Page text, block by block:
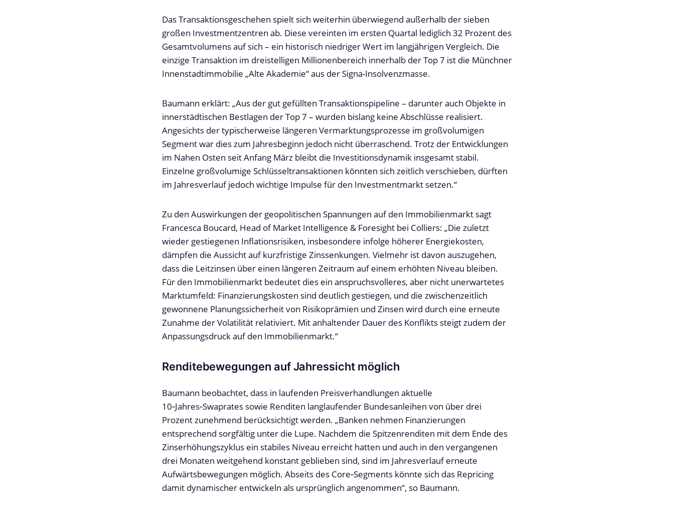
Das Transaktionsgeschehen spielt sich weiterhin überwiegend außerhalb der sieben
großen Investmentzentren ab. Diese vereinten im ersten Quartal lediglich 32 Prozent des
Gesamtvolumens auf sich – ein historisch niedriger Wert im langjährigen Vergleich. Die
einzige Transaktion im dreistelligen Millionenbereich innerhalb der Top 7 ist die Münchner
Innenstadtimmobilie „Alte Akademie“ aus der Signa-Insolvenzmasse.
Baumann erklärt: „Aus der gut gefüllten Transaktionspipeline – darunter auch Objekte in
innerstädtischen Bestlagen der Top 7 – wurden bislang keine Abschlüsse realisiert.
Angesichts der typischerweise längeren Vermarktungsprozesse im großvolumigen
Segment war dies zum Jahresbeginn jedoch nicht überraschend. Trotz der Entwicklungen
im Nahen Osten seit Anfang März bleibt die Investitionsdynamik insgesamt stabil.
Einzelne großvolumige Schlüsseltransaktionen könnten sich zeitlich verschieben, dürften
im Jahresverlauf jedoch wichtige Impulse für den Investmentmarkt setzen.“
Zu den Auswirkungen der geopolitischen Spannungen auf den Immobilienmarkt sagt
Francesca Boucard, Head of Market Intelligence & Foresight bei Colliers: „Die zuletzt
wieder gestiegenen Inflationsrisiken, insbesondere infolge höherer Energiekosten,
dämpfen die Aussicht auf kurzfristige Zinssenkungen. Vielmehr ist davon auszugehen,
dass die Leitzinsen über einen längeren Zeitraum auf einem erhöhten Niveau bleiben.
Für den Immobilienmarkt bedeutet dies ein anspruchsvolleres, aber nicht unerwartetes
Marktumfeld: Finanzierungskosten sind deutlich gestiegen, und die zwischenzeitlich
gewonnene Planungssicherheit von Risikoprämien und Zinsen wird durch eine erneute
Zunahme der Volatilität relativiert. Mit anhaltender Dauer des Konflikts steigt zudem der
Anpassungsdruck auf den Immobilienmarkt.“
Renditebewegungen auf Jahressicht möglich
Baumann beobachtet, dass in laufenden Preisverhandlungen aktuelle
10‑Jahres‑Swaprates sowie Renditen langlaufender Bundesanleihen von über drei
Prozent zunehmend berücksichtigt werden. „Banken nehmen Finanzierungen
entsprechend sorgfältig unter die Lupe. Nachdem die Spitzenrenditen mit dem Ende des
Zinserhöhungszyklus ein stabiles Niveau erreicht hatten und auch in den vergangenen
drei Monaten weitgehend konstant geblieben sind, sind im Jahresverlauf erneute
Aufwärtsbewegungen möglich. Abseits des Core‑Segments könnte sich das Repricing
damit dynamischer entwickeln als ursprünglich angenommen“, so Baumann.